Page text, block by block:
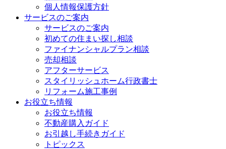
個人情報保護方針
サービスのご案内
サービスのご案内
初めての住まい探し相談
ファイナンシャルプラン相談
売却相談
アフターサービス
スタイリッシュホーム行政書士
リフォーム施工事例
お役立ち情報
お役立ち情報
不動産購入ガイド
お引越し手続きガイド
トピックス